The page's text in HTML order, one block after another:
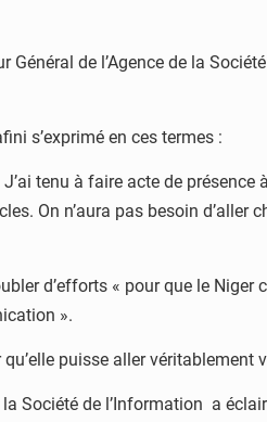
de l’Agence de la
s’exprimé en ces termes :
tenu à faire acte de
On n’aura pas besoin
d’efforts « pour que le
».
puisse aller
Société de l’Information a